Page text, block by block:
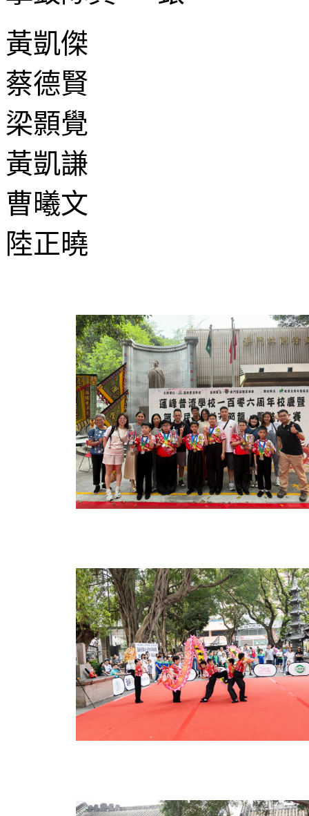
黃凱傑
蔡德賢
梁顥覺
黃凱謙
曹曦文
陸正曉